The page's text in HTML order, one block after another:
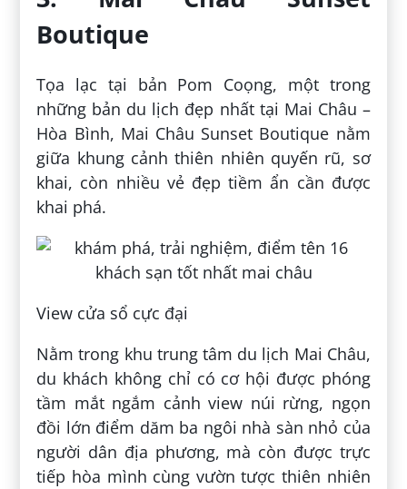
Boutique
Tọa lạc tại bản Pom Coọng, một trong
những bản du lịch đẹp nhất tại Mai Châu –
Hòa Bình, Mai Châu Sunset Boutique nằm
giữa khung cảnh thiên nhiên quyến rũ, sơ
khai, còn nhiều vẻ đẹp tiềm ẩn cần được
khai phá.
View cửa sổ cực đại
Nằm trong khu trung tâm du lịch Mai Châu,
du khách không chỉ có cơ hội được phóng
tầm mắt ngắm cảnh view núi rừng, ngọn
đồi lớn điểm dăm ba ngôi nhà sàn nhỏ của
người dân địa phương, mà còn được trực
tiếp hòa mình cùng vườn tược thiên nhiên